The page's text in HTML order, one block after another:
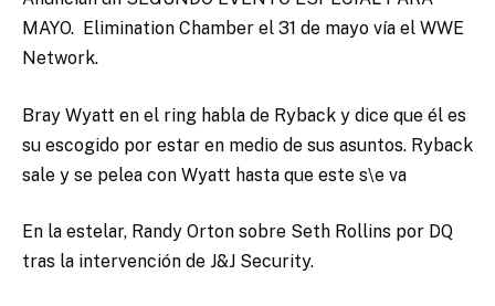
MAYO. Elimination Chamber el 31 de mayo vía el WWE
Network.
Bray Wyatt en el ring habla de Ryback y dice que él es
su escogido por estar en medio de sus asuntos. Ryback
sale y se pelea con Wyatt hasta que este s\e va
En la estelar, Randy Orton sobre Seth Rollins por DQ
tras la intervención de J&J Security.